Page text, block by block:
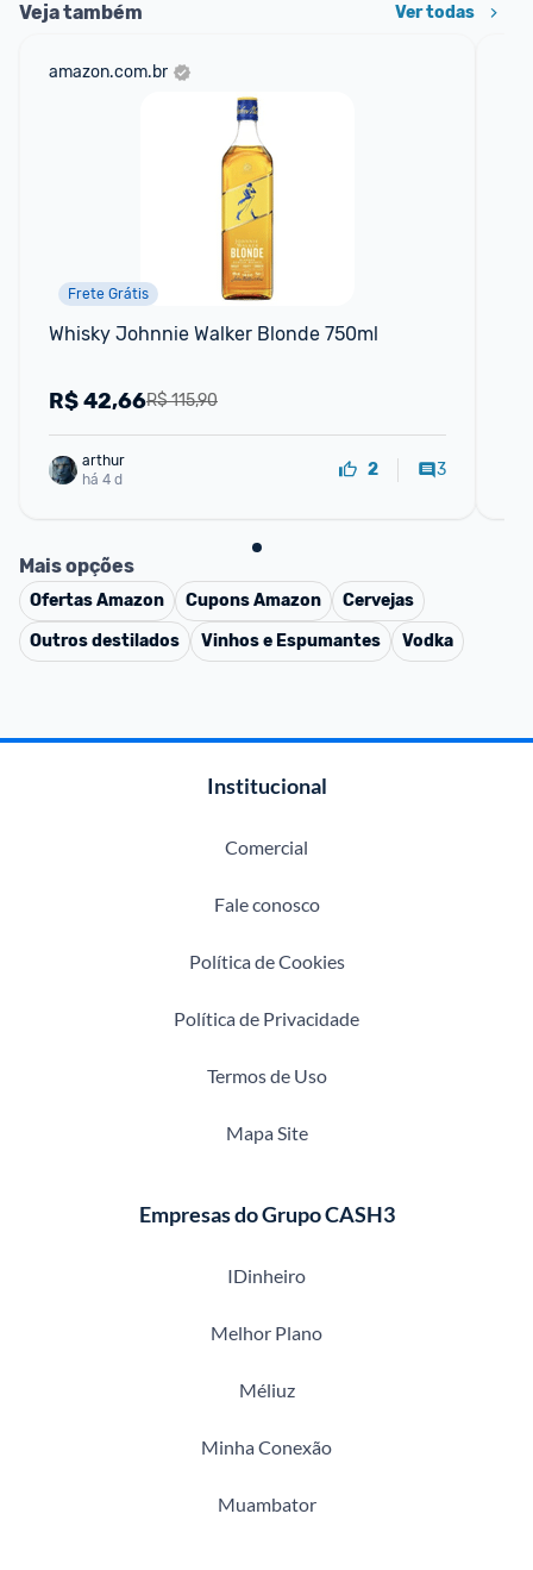
Veja também Ver todas
amazon.com.br
Frete Grátis
Whisky Johnnie Walker Blonde 750ml
R$ 115,90
R$42,66
arthur
há 4 d
2 3
Mais opções
OfertasAmazon CuponsAmazon
Cervejas
Outros destilados
Vinhos e Espumantes Vodka
Institucional
Comercial
Fale conosco
Política de Cookies
Política de Privacidade
Termos de Uso
Mapa Site
Empresas do Grupo CASH3
IDinheiro
Melhor Plano
Méliuz
Minha Conexão
Muambator